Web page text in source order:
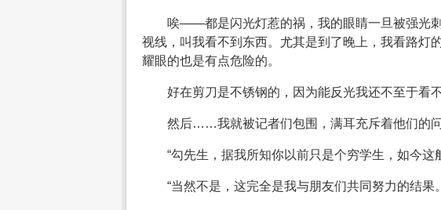
唉——都是闪光灯惹的祸，我的眼睛一旦被强光
视线，叫我看不到东西。尤其是到了晚上，我看路灯
耀眼的也是有点危险的。
好在剪刀是不锈钢的，因为能反光我还不至于看
然后……我就被记者们包围，满耳充斥着他们的问
“勾先生，据我所知你以前只是个穷学生，如今这
“当然不是，这完全是我与朋友们共同努力的结果